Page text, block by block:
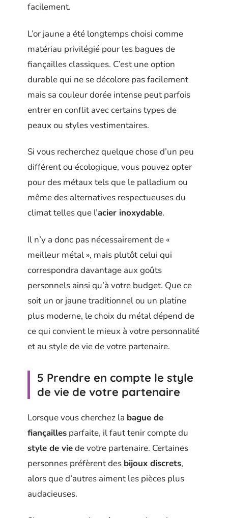
facilement.
L’or jaune a été longtemps choisi comme
matériau privilégié pour les bagues de
fiançailles classiques. C’est une option
durable qui ne se décolore pas facilement
mais sa couleur dorée intense peut parfois
entrer en conflit avec certains types de
peaux ou styles vestimentaires.
Si vous recherchez quelque chose d’un peu
différent ou écologique, vous pouvez opter
pour des métaux tels que le palladium ou
même des alternatives respectueuses du
climat telles que l’acier inoxydable.
Il n’y a donc pas nécessairement de «
meilleur métal », mais plutôt celui qui
correspondra davantage aux goûts
personnels ainsi qu’à votre budget. Que ce
soit un or jaune traditionnel ou un platine
plus moderne, le choix du métal dépend de
ce qui convient le mieux à votre personnalité
et au style de vie de votre partenaire.
5 Prendre en compte le style
de vie de votre partenaire
Lorsque vous cherchez la bague de
fiançailles parfaite, il faut tenir compte du
style de viede votre partenaire. Certaines
personnes préfèrent des bijoux discrets,
alors que d’autres aiment les pièces plus
audacieuses.